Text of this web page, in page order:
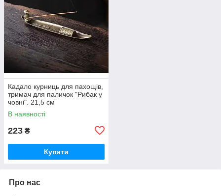
Кадало курниць для пахощів,
тримач для паличок "Рибак у
човні". 21,5 см
В наявності
223 ₴
Купити
Про нас